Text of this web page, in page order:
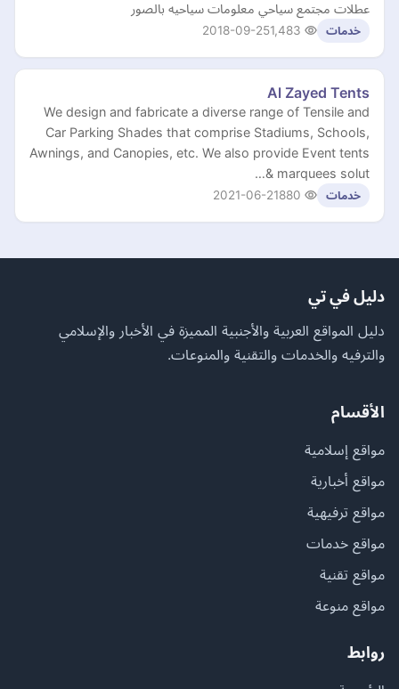
عطلات مجتمع سياحي معلومات سياحيه بالصور
خدمات 2018-09-25
Al Zayed Tents
We design and fabricate a diverse range of Tensile and
Car Parking Shades that comprise Stadiums, Schools,
Awnings, and Canopies, etc. We also provide Event tents
& marquees solut…
خدمات 2021-06-21
دليل في تي
دليل المواقع العربية والأجنبية المميزة في الأخبار والإسلامي
والترفيه والخدمات والتقنية والمنوعات.
الأقسام
مواقع إسلامية
مواقع أخبارية
مواقع ترفيهية
مواقع خدمات
مواقع تقنية
مواقع منوعة
روابط